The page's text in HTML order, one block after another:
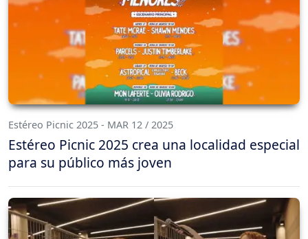
Estéreo Picnic 2025 - MAR 12 / 2025
Estéreo Picnic 2025 crea una localidad especial
para su público más joven